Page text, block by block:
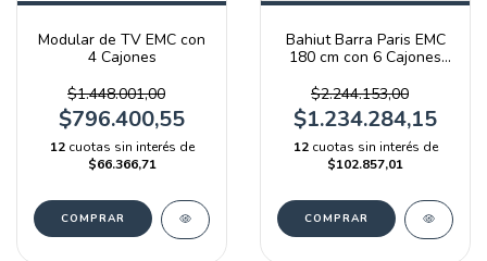
Modular de TV EMC con
4 Cajones
$1.448.001,00
$796.400,55
12 cuotas sin interés de
$66.366,71
COMPRAR
Bahiut Barra Paris EMC
180 cm con 6 Cajones
$2.244.153,00
$1.234.284,15
12 cuotas sin interés de
$102.857,01